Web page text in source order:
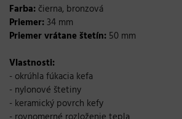
Farba: čierna, bronzová
Priemer: 34 mm
Priemer vrátane štetín: 50 mm
Vlastnosti:
- okrúhla fúkacia kefa
- nylonové štetiny
- keramický povrch kefy